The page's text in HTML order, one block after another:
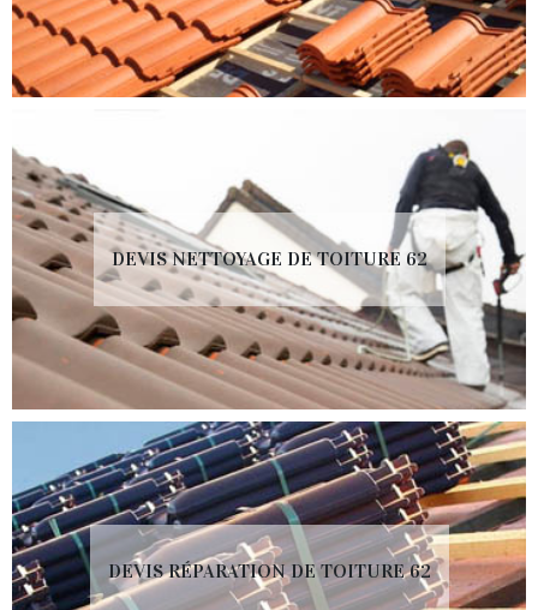
DEVIS NETTOYAGE DE TOITURE 62
DEVIS RÉPARATION DE TOITURE 62